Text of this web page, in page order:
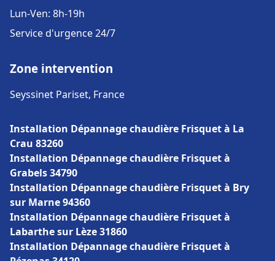
Lun-Ven: 8h-19h
Service d'urgence 24/7
Zone intervention
Seyssinet Pariset, France
Installation Dépannage chaudière Frisquet à La
Crau 83260
Installation Dépannage chaudière Frisquet à
Grabels 34790
Installation Dépannage chaudière Frisquet à Bry
sur Marne 94360
Installation Dépannage chaudière Frisquet à
Labarthe sur Lèze 31860
Installation Dépannage chaudière Frisquet à